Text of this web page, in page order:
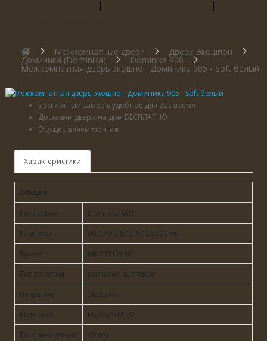
Межкомнатные двери Двери Экошпон
Доминика (Dominika) Dominika 900
Межкомнатная дверь экошпон Доминика 905 - Soft белый
Бесплатный замер в удобное для Вас время
Доставим двери на дом БЕСПЛАТНО
Осуществляем монтаж
Характеристики
Общие
Коллекция
Dominika 900
Размеры
600, 700, 800, 900/2000 мм
Бренд
MDF TECHNO
Тип полотна
каркасно-щитовое
Покрытие
Экошпон
Материал
Массив+МДФ
Толщина двери
40 мм